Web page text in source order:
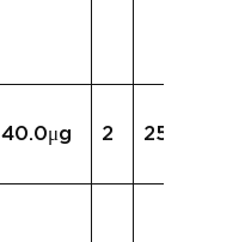
40.0μg 2 25.7μg